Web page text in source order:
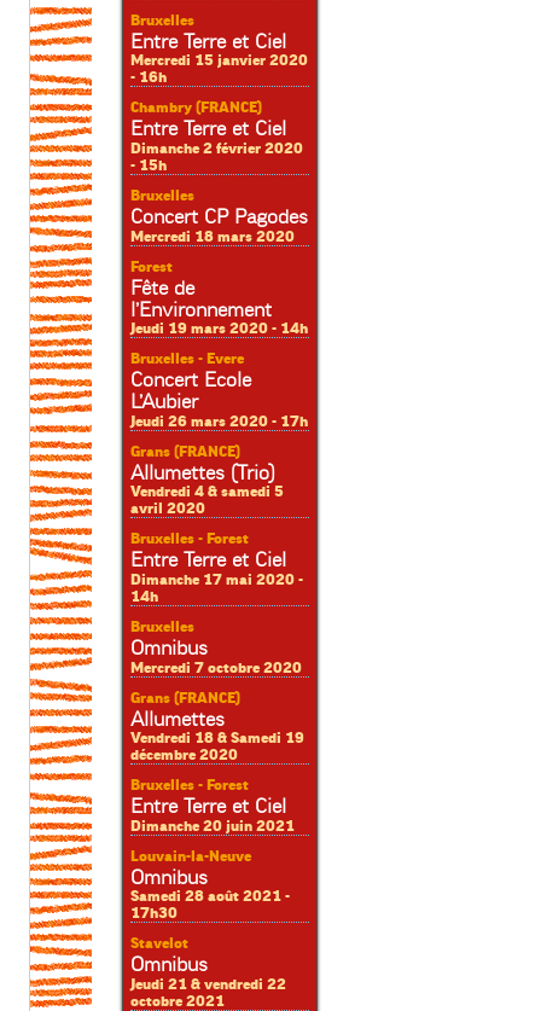
Bruxelles
Entre Terre et Ciel
Mercredi 15 janvier 2020
- 16h
Chambry (FRANCE)
Entre Terre et Ciel
Dimanche 2 février 2020
- 15h
Bruxelles
Concert CP Pagodes
Mercredi 18 mars 2020
Forest
Fête de
l’Environnement
Jeudi 19 mars 2020 - 14h
Bruxelles - Evere
Concert Ecole
L’Aubier
Jeudi 26 mars 2020 - 17h
Grans (FRANCE)
Allumettes (Trio)
Vendredi 4 & samedi 5
avril 2020
Bruxelles - Forest
Entre Terre et Ciel
Dimanche 17 mai 2020 -
14h
Bruxelles
Omnibus
Mercredi 7 octobre 2020
Grans (FRANCE)
Allumettes
Vendredi 18 & Samedi 19
décembre 2020
Bruxelles - Forest
Entre Terre et Ciel
Dimanche 20 juin 2021
Louvain-la-Neuve
Omnibus
Samedi 28 août 2021 -
17h30
Stavelot
Omnibus
Jeudi 21 & vendredi 22
octobre 2021